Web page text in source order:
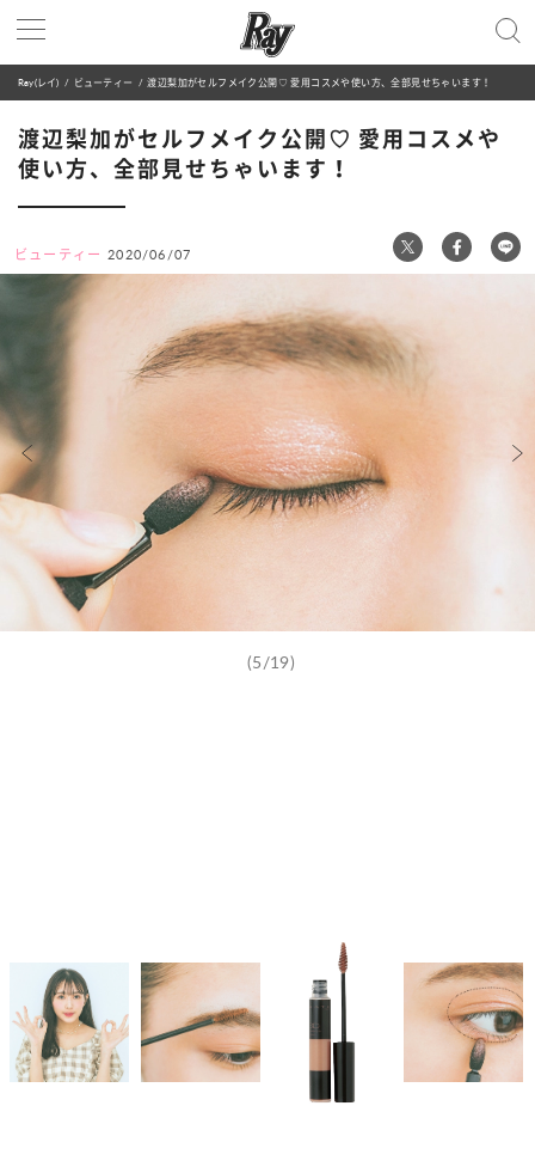
Ray(レイ) ビューティー 渡辺梨加がセルフメイク公開♡ 愛用コスメや使い方、全部見せちゃいます！
渡辺梨加がセルフメイク公開♡ 愛用コスメや
使い方、全部見せちゃいます！
ビューティー 2020/06/07
(5/19)